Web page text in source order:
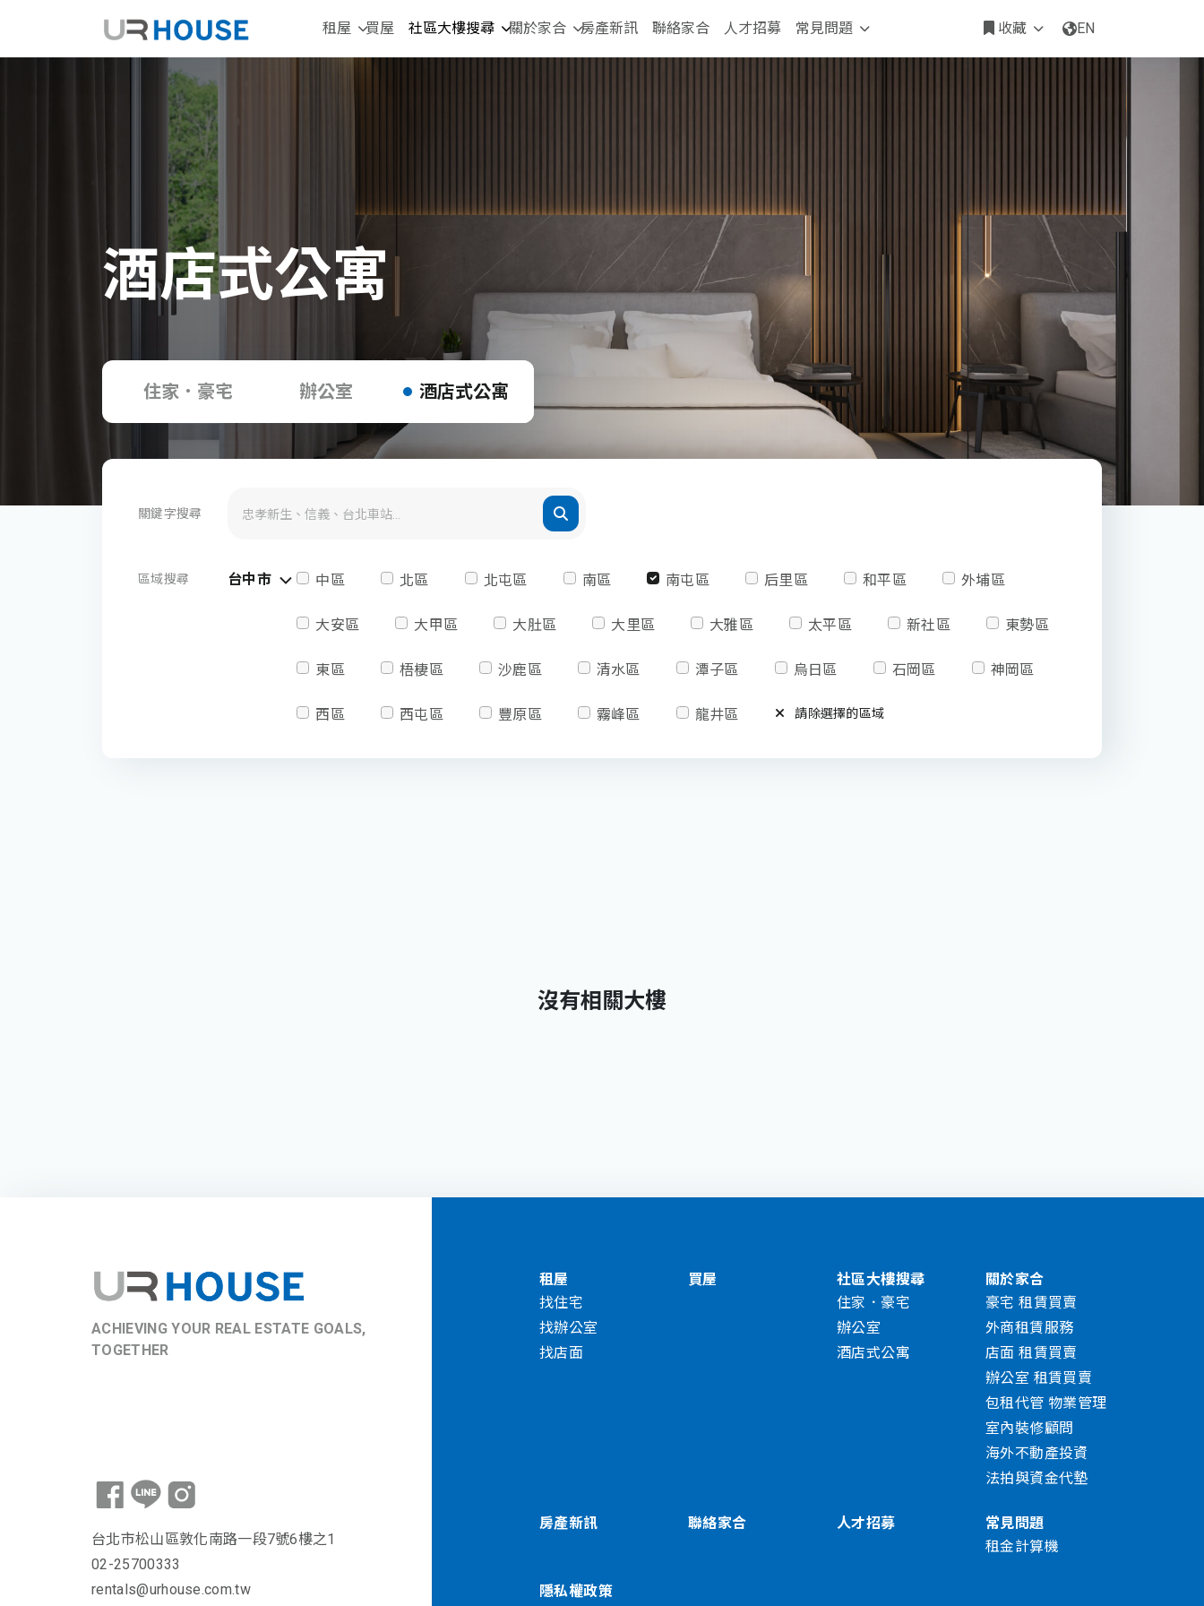
租屋 買屋 社區大樓搜尋 關於家合 房產新訊 聯絡家合 人才招募 常見問題 收藏 EN
酒店式公寓
住家．豪宅 辦公室 酒店式公寓
關鍵字搜尋
區域搜尋 台中市 中區 北區 北屯區 南區 南屯區 后里區 和平區 外埔區
大安區 大甲區 大肚區 大里區 大雅區 太平區 新社區 東勢區
東區 梧棲區 沙鹿區 清水區 潭子區 烏日區 石岡區 神岡區
西區 西屯區 豐原區 霧峰區 龍井區 請除選擇的區域
沒有相關大樓
ACHIEVING YOUR REAL ESTATE GOALS,
TOGETHER
台北市松山區敦化南路一段7號6樓之1
02-25700333
rentals@urhouse.com.tw
租屋
找住宅
找辦公室
找店面
買屋
社區大樓搜尋
住家．豪宅
辦公室
酒店式公寓
關於家合
豪宅 租賃買賣
外商租賃服務
店面 租賃買賣
辦公室 租賃買賣
包租代管 物業管理
室內裝修顧問
海外不動產投資
法拍與資金代墊
房產新訊 聯絡家合 人才招募
常見問題
租金計算機
隱私權政策